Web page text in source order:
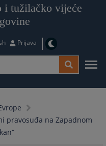
i tužilačko vijeće
Prijava
pravosuđa na Zapadnom